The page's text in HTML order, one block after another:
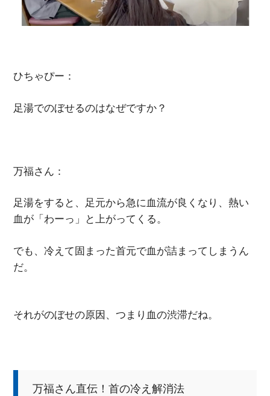
ひちゃぴー：
足湯でのぼせるのはなぜですか？
万福さん：
足湯をすると、足元から急に血流が良くなり、熱い
血が「わーっ」と上がってくる。
でも、冷えて固まった首元で血が詰まってしまうん
だ。
それがのぼせの原因、つまり血の渋滞だね。
万福さん直伝！首の冷え解消法